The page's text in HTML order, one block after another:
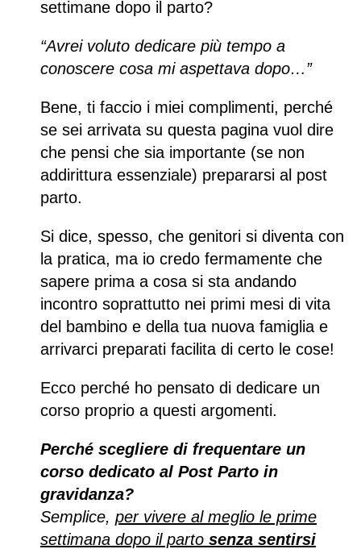
settimane dopo il parto?
“Avrei voluto dedicare più tempo a
conoscere cosa mi aspettava dopo…”
Bene, ti faccio i miei complimenti, perché
se sei arrivata su questa pagina vuol dire
che pensi che sia importante (se non
addirittura essenziale) prepararsi al post
parto.
Si dice, spesso, che genitori si diventa con
la pratica, ma io credo fermamente che
sapere prima a cosa si sta andando
incontro soprattutto nei primi mesi di vita
del bambino e della tua nuova famiglia e
arrivarci preparati facilita di certo le cose!
Ecco perché ho pensato di dedicare un
corso proprio a questi argomenti.
Perché scegliere di frequentare un
corso dedicato al Post Parto in
gravidanza?
Semplice, per vivere al meglio le prime
settimana dopo il parto senza sentirsi